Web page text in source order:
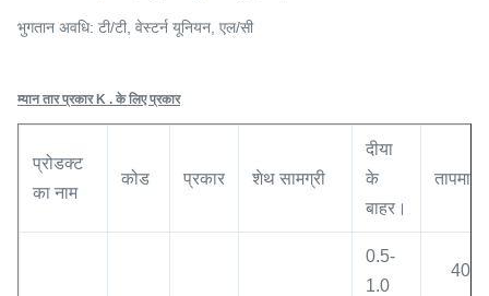
भुगतान अवधि: टी/टी, वेस्टर्न यूनियन , एल/सी
म्यान तार प्रकार K . के लिए प्रकार
प्रोडक्ट
का नाम
कोड प्रकार शेथ सामग्री
दीया
के
बाहर।
तापमान
0.5-
1.0
400